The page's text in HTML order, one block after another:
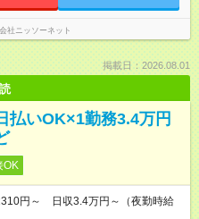
社ニッソーネット
掲載日：2026.08.01
払いOK×1勤務3.4万円
OK
円～ 日収3.4万円～（夜勤時給